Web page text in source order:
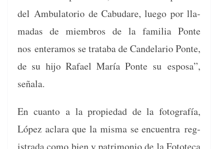
del Ambu­la­to­rio de Cabu­dare, luego por lla­
madas de miem­bros de la famil­ia Ponte
nos enter­amos se trata­ba de Can­de­lario Ponte,
de su hijo Rafael María Ponte su esposa”,
señala.
En cuan­to a la propiedad de la fotografía,
López aclara que la mis­ma se encuen­tra reg­